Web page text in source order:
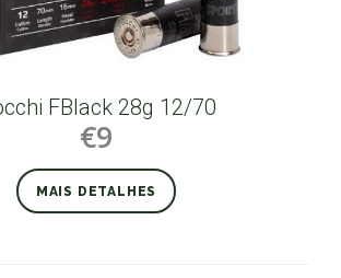
FBlack 28g 12/70
€9
MAIS DETALHES